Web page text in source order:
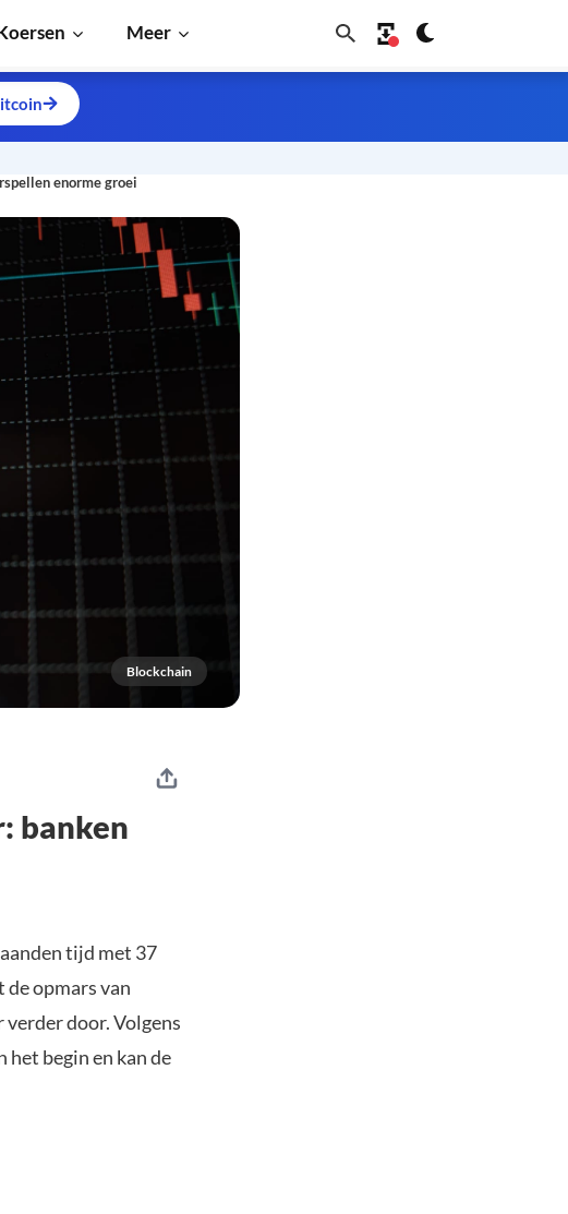
Meer
enorme groei
Blockchain
banken
tijd met 37
opmars van
door. Volgens
begin en kan de